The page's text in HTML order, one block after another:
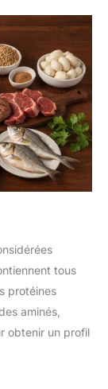
tous
protéines
aminés,
obtenir un profil